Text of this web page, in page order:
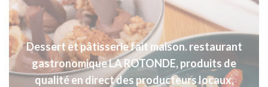
Dessert et pâtisserie fait maison. restaurant
gastronomique LA ROTONDE, produits de
qualité en direct des producteurs locaux,